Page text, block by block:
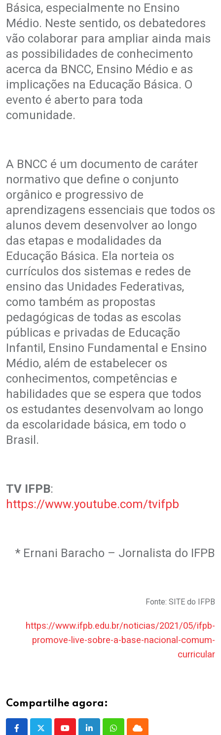
Básica, especialmente no Ensino
Médio. Neste sentido, os debatedores
vão colaborar para ampliar ainda mais
as possibilidades de conhecimento
acerca da BNCC, Ensino Médio e as
implicações na Educação Básica. O
evento é aberto para toda
comunidade.
A BNCC é um documento de caráter
normativo que define o conjunto
orgânico e progressivo de
aprendizagens essenciais que todos os
alunos devem desenvolver ao longo
das etapas e modalidades da
Educação Básica. Ela norteia os
currículos dos sistemas e redes de
ensino das Unidades Federativas,
como também as propostas
pedagógicas de todas as escolas
públicas e privadas de Educação
Infantil, Ensino Fundamental e Ensino
Médio, além de estabelecer os
conhecimentos, competências e
habilidades que se espera que todos
os estudantes desenvolvam ao longo
da escolaridade básica, em todo o
Brasil.
TV IFPB:
https://www.youtube.com/tvifpb
* Ernani Baracho – Jornalista do IFPB
Fonte: SITE do IFPB
https://www.ifpb.edu.br/noticias/2021/05/ifpb-
promove-live-sobre-a-base-nacional-comum-
curricular
Compartilhe agora: